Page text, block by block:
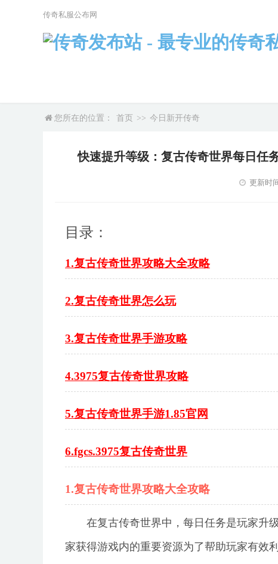
传奇私服公布网
您所在的位置： 首页 >> 今日新开传奇
快速提升等级：复古传奇世界每日任
更新时
目录：
1.复古传奇世界攻略大全攻略
2.复古传奇世界怎么玩
3.复古传奇世界手游攻略
4.3975复古传奇世界攻略
5.复古传奇世界手游1.85官网
6.fgcs.3975复古传奇世界
1.复古传奇世界攻略大全攻略
在复古传奇世界中，每日任务是玩家升
家获得游戏内的重要资源为了帮助玩家有效